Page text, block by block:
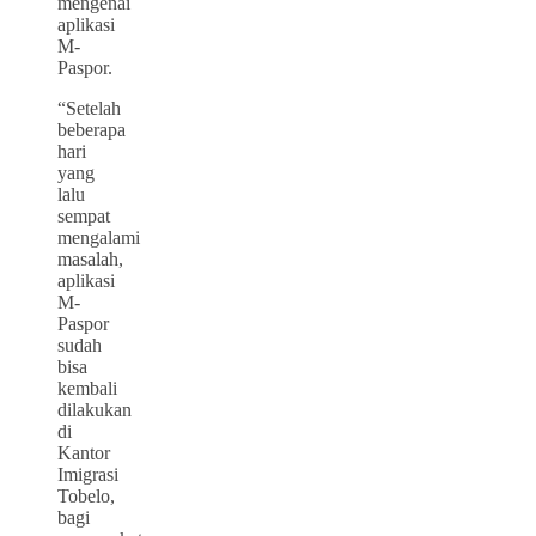
aplikasi
M-
Paspor.
“Setelah
beberapa
hari
yang
lalu
sempat
mengalami
masalah,
aplikasi
M-
Paspor
sudah
bisa
kembali
dilakukan
di
Kantor
Imigrasi
Tobelo,
bagi